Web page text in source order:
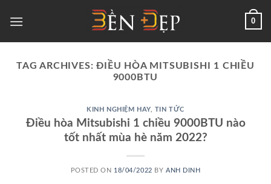
0
TAG ARCHIVES:ĐIỀU HÒA MITSUBISHI 1 CHIỀU
9000BTU
KINH NGHIỆM HAY, TIN TỨC
Điều hòa Mitsubishi 1 chiều 9000BTU nào
tốt nhất mùa hè năm 2022?
POSTED ON 18/04/2022 BY ANH DINH